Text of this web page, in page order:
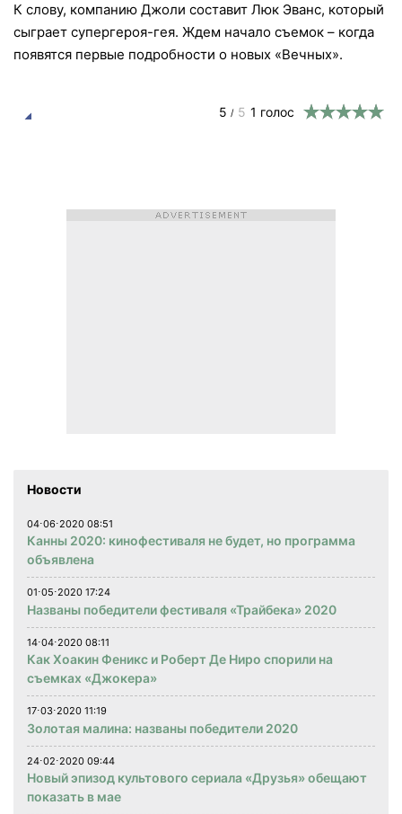
К слову, компанию Джоли составит Люк Эванс, который
сыграет супергероя-гея. Ждем начало съемок – когда
появятся первые подробности о новых «Вечных».
5 / 5 1 голос
Новости
04⋅06⋅2020 08:51
Канны 2020: кинофестиваля не будет, но программа
объявлена
01⋅05⋅2020 17:24
Названы победители фестиваля «Трайбека» 2020
14⋅04⋅2020 08:11
Как Хоакин Феникс и Роберт Де Ниро спорили на
съемках «Джокера»
17⋅03⋅2020 11:19
Золотая малина: названы победители 2020
24⋅02⋅2020 09:44
Новый эпизод культового сериала «Друзья» обещают
показать в мае